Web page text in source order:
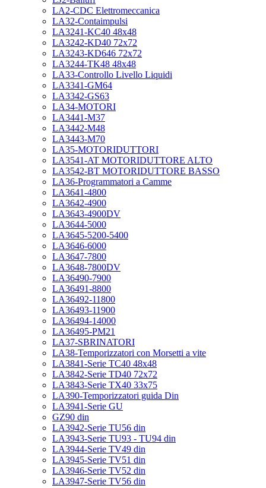
LA2-CDC Elettromeccanica
LA32-Contaimpulsi
LA3241-KC40 48x48
LA3242-KD40 72x72
LA3243-KD646 72x72
LA3244-TK48 48x48
LA33-Controllo Livello Liquidi
LA3341-GM64
LA3342-GS63
LA34-MOTORI
LA3441-M37
LA3442-M48
LA3443-M70
LA35-MOTORIDUTTORI
LA3541-AT MOTORIDUTTORE ALTO
LA3542-BT MOTORIDUTTORE BASSO
LA36-Programmatori a Camme
LA3641-4800
LA3642-4900
LA3643-4900DV
LA3644-5000
LA3645-5200-5400
LA3646-6000
LA3647-7800
LA3648-7800DV
LA36490-7900
LA36491-8800
LA36492-11800
LA36493-11900
LA36494-14000
LA36495-PM21
LA37-SBRINATORI
LA38-Temporizzatori con Morsetti a vite
LA3841-Serie TC40 48x48
LA3842-Serie TD40 72x72
LA3843-Serie TX40 33x75
LA390-Temporizzatori guida Din
LA3941-Serie GU
GZ90 din
LA3942-Serie TU56 din
LA3943-Serie TU93 - TU94 din
LA3944-Serie TV49 din
LA3945-Serie TV51 din
LA3946-Serie TV52 din
LA3947-Serie TV56 din